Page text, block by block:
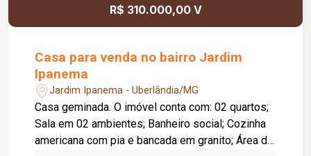
R$ 310.000,00 V
Casa para venda no bairro Jardim
Ipanema
Jardim Ipanema - Uberlândia/MG
Casa geminada. O imóvel conta com: 02 quartos;
Sala em 02 ambientes; Banheiro social; Cozinha
americana com pia e bancada em granito; Área de